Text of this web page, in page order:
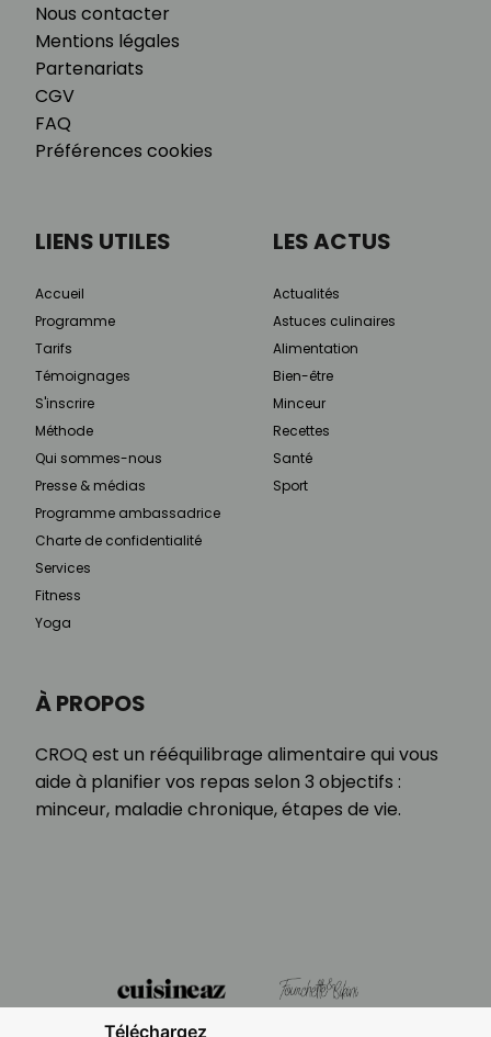
Nous contacter
Mentions légales
Partenariats
CGV
FAQ
Préférences cookies
À PROPOS
CROQ est un rééquilibrage alimentaire qui vous
aide à planifier vos repas selon 3 objectifs :
minceur, maladie chronique, étapes de vie.
LIENS UTILES
Accueil
Programme
Tarifs
Témoignages
S'inscrire
Méthode
Qui sommes-nous
Presse & médias
Programme ambassadrice
Charte de confidentialité
Services
Fitness
Yoga
LES ACTUS
Actualités
Astuces culinaires
Alimentation
Bien-être
Minceur
Recettes
Santé
Sport
Téléchargez